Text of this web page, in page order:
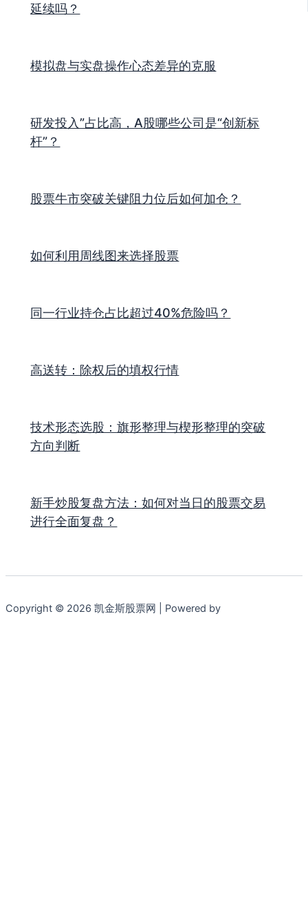
延续吗？
模拟盘与实盘操作心态差异的克服
研发投入”占比高，A股哪些公司是“创新标
杆”？
股票牛市突破关键阻力位后如何加仓？
如何利用周线图来选择股票
同一行业持仓占比超过40%危险吗？
高送转：除权后的填权行情
技术形态选股：旗形整理与楔形整理的突破
方向判断
新手炒股复盘方法：如何对当日的股票交易
进行全面复盘？
Copyright © 2026 凯金斯股票网 | Powered by